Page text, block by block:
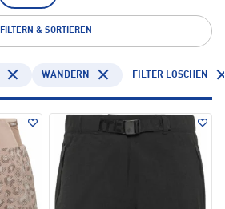
FILTERN & SORTIEREN
WANDERN FILTER LÖSCHEN